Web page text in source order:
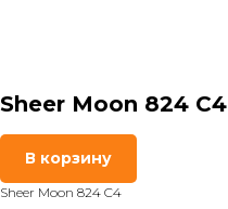
Sheer Moon 824 C4
В корзину
Sheer Moon 824 C4